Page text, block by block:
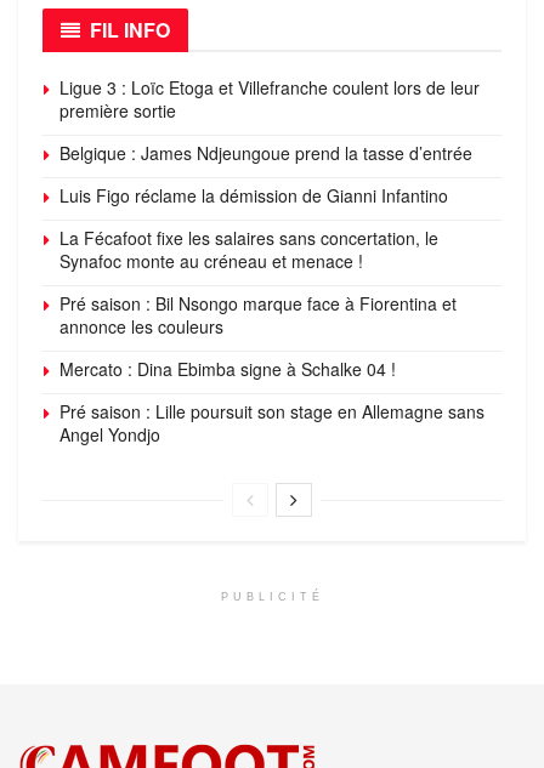
FIL INFO
Ligue 3 : Loïc Etoga et Villefranche coulent lors de leur
première sortie
Belgique : James Ndjeungoue prend la tasse d’entrée
Luis Figo réclame la démission de Gianni Infantino
La Fécafoot fixe les salaires sans concertation, le
Synafoc monte au créneau et menace !
Pré saison : Bil Nsongo marque face à Fiorentina et
annonce les couleurs
Mercato : Dina Ebimba signe à Schalke 04 !
Pré saison : Lille poursuit son stage en Allemagne sans
Angel Yondjo
PUBLICITÉ